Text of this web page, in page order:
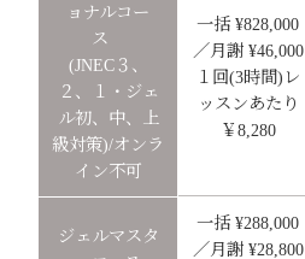
ョナルコー
ス
(JNEC３、
２、１・ジェ
ル初、中、上
級対策)/オンラ
イン不可
一括 ¥828,000
／月謝 ¥46,000
１回(3時間)レ
ッスンあたり
￥8,280
ジェルマスタ
一括 ¥288,000
／月謝 ¥28,800